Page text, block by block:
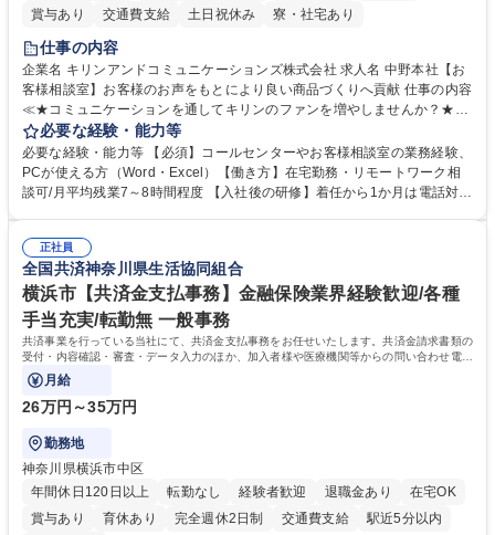
賞与あり 交通費支給 土日祝休み 寮・社宅あり
仕事の内容
企業名 キリンアンドコミュニケーションズ株式会社 求人名 中野本社【お
客様相談室】お客様のお声をもとにより良い商品づくりへ貢献 仕事の内容
≪★コミュニケーションを通してキリンのファンを増やしませんか？★≫
お客様のお声をより良い商品づくりに活かしていく上で、窓口となるお客
様相談室でのお仕事です。 日々お客様からいただくキリングループへのご
意見を、企業活動に活かしています。お客様からの声に迅速かつ誠意をも
って対応、情報提供するとともにグループ内活動に反映しています。 【具
平均100件前後■メール・手紙：同上40件前後 募集職種 中野本社【お客様
相談室】お客様のお声をもとにより良い商品づくりへ貢献
必要な経験・能力等
必要な経験・能力等 【必須】コールセンターやお客様相談室の業務経験、
PCが使える方（Word・Excel）【働き方】在宅勤務・リモートワーク相
談可/月平均残業7～8時間程度 【入社後の研修】着任から1か月は電話対応
すのでご安心ください。 【当社について】キリングループの広報機能を担
う会社として、お客様との出会いを大切にし、磨き上げたホスピタリティ
を込めてコミュニケーションをとりながら広報関連業務を行っておりま
す。 学歴・資格 学歴：大学院 大学 高専 短大 専修学校 高校 語学力： 資
格：
正社員
全国共済神奈川県生活協同組合
横浜市【共済金支払事務】金融保険業界経験歓迎/各種
手当充実/転勤無 一般事務
共済事業を行っている当社にて、共済金支払事務をお任せいたします。共済金請求書類の
受付・内容確認・審査・データ入力のほか、加入者様や医療機関等からの問い合わせ電話
対応や書類発送等を担当します。
月給
26万円～35万円
勤務地
神奈川県横浜市中区
年間休日120日以上
転勤なし 経験者歓迎 退職金あり
在宅OK
賞与あり
育休あり 完全週休2日制 交通費支給
駅近5分以内